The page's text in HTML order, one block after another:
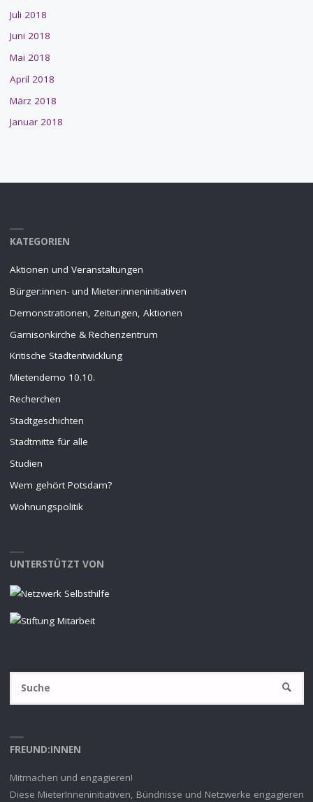
Juli 2018
Juni 2018
Mai 2018
April 2018
März 2018
Januar 2018
KATEGORIEN
Aktionen und Veranstaltungen
Bürger:innen- und Mieter:inneninitiativen
Demonstrationen, Zeitungen, Aktionen
Garnisonkirche & Rechenzentrum
Kritische Stadtentwicklung
Mietendemo 10.10.
Recherchen
Stadtgeschichten
Stadtmitte für alle
Studien
Wem gehört Potsdam?
Wohnungspolitik
UNTERSTÜTZT VON
SUCHE
FREUND:INNEN
Mitmachen und engagieren!
Diese MieterInneninitiativen, Bündnisse und Netzwerke engagieren